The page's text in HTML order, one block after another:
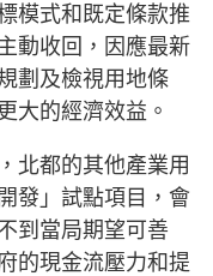
模式和既定條款推
動收回，因應最新
劃及檢視用地條
大的經濟效益。
北都的其他產業用
發」試點項目，會
到當局期望可善
的現金流壓力和提